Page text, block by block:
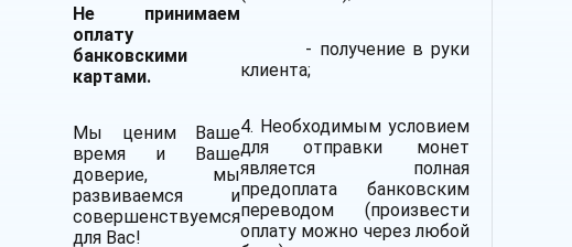
Не принимаем
оплату
банковскими
картами.
Мы ценим Ваше
время и Ваше
доверие, мы
развиваемся и
совершенствуемся
для Вас!
- получение в руки
клиента;
4. Необходимым условием
для отправки монет
является полная
предоплата банковским
переводом (произвести
оплату можно через любой